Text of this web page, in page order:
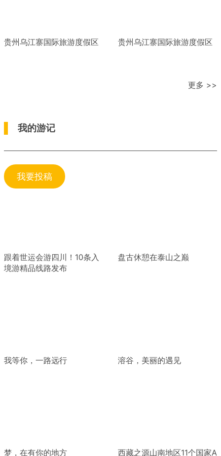
贵州乌江寨国际旅游度假区 贵州乌江寨国际旅游度假区
更多 >>
我的游记
我要投稿
跟着世运会游四川！10条入
境游精品线路发布
盘古休憩在泰山之巅
我等你，一路远行 溶谷，美丽的遇见
梦，在有你的地方 西藏之源山南地区11个国家A